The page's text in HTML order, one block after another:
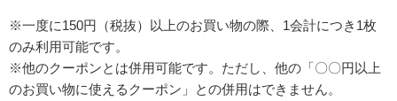
※一度に150円（税抜）以上のお買い物の際、1会計につき1枚
のみ利用可能です。
※他のクーポンとは併用可能です。ただし、他の「〇〇円以上
のお買い物に使えるクーポン」との併用はできません。